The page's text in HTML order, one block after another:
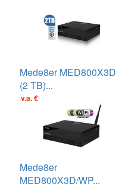
Mede8er MED800X3D
(2 TB)...
v.a. €199.00
Mede8er
MED800X3D/WP...